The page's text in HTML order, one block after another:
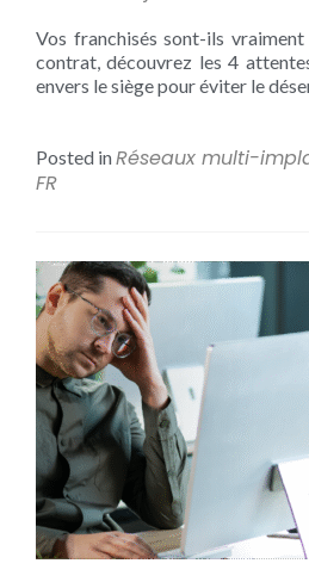
Vos franchisés sont-ils
contrat, découvrez les 4
envers le siège pour éviter le
Posted inRéseaux multi-
FR